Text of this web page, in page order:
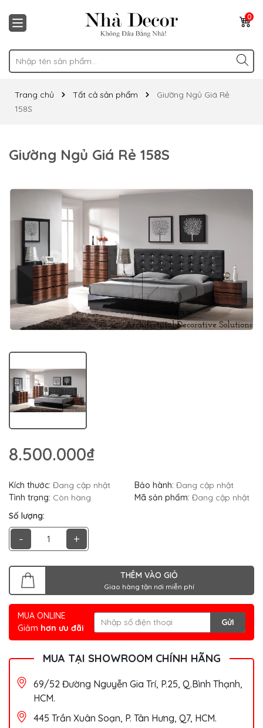
0
Trang chủ Tất cả sản phẩm
Giường Ngủ Giá Rẻ
158S
Giường Ngủ Giá Rẻ 158S
8.500.000₫
Kích thước: Đang cập nhật Bảo hành: Đang cập nhật
Tình trạng: Còn hàng Mã sản phẩm: Đang cập nhật
Số lượng:
- +
THÊM VÀO GIỎ
Giao hàng tận nơi miễn phí
MUA ONLINE
Giảm hơn ưu đãi
Gửi
MUA TẠI SHOWROOM CHÍNH HÃNG
69/52 Đường Nguyễn Gia Trí, P.25, Q.Bình Thạnh,
HCM.
445 Trần Xuân Soạn, P. Tân Hưng, Q7, HCM.